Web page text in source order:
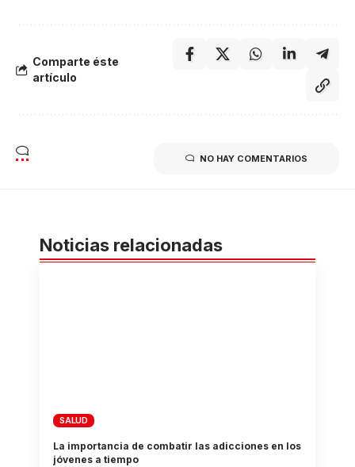
Comparte éste
artículo
NO HAY COMENTARIOS
Noticias relacionadas
SALUD
La importancia de combatir las adicciones en los
jóvenes a tiempo